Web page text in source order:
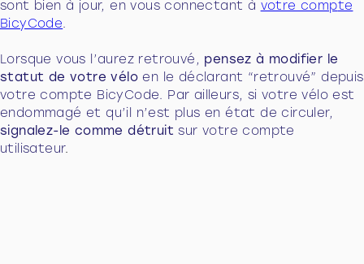
sont bien à jour, en vous connectant à votre compte
BicyCode.
Lorsque vous l’aurez retrouvé, pensez à modifier le
statut de votre véloen le déclarant “retrouvé” depuis
votre compte BicyCode. Par ailleurs, si votre vélo est
endommagé et qu’il n’est plus en état de circuler,
signalez-le comme détruitsur votre compte
utilisateur.